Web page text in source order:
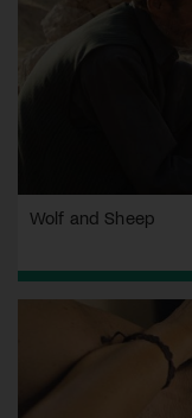
Wolf and Sheep